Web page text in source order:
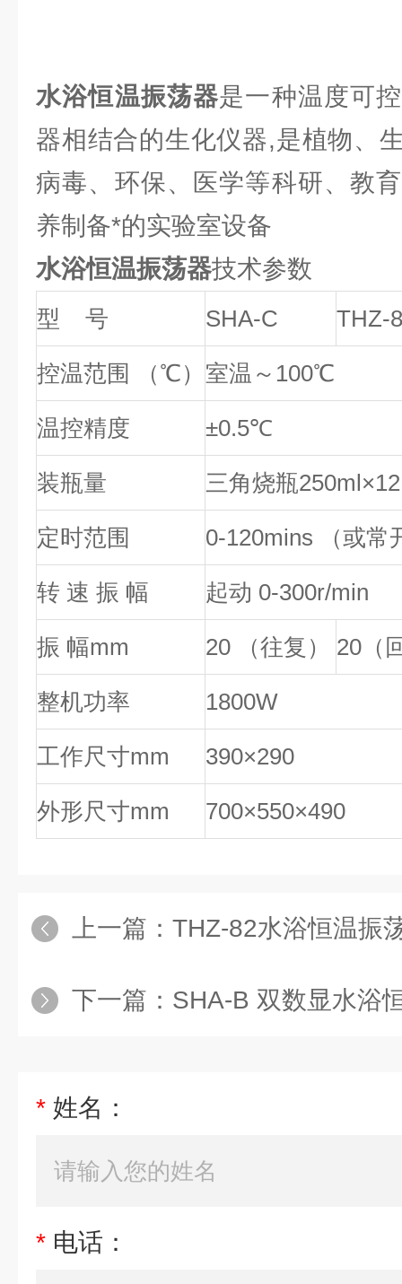
水浴恒温振荡器是一种温度可
器相结合的生化仪器,是植物、
病毒、环保、医学等科研、教
养制备*的实验室设备
水浴恒温振荡器技术参数
型 号 SHA-C THZ-
控温范围 （℃） 室温～100℃
温控精度 ±0.5℃
装瓶量 三角烧瓶
定时范围 0-120mins （或常
转 速 振 幅 起动 0-300r/min
振 幅mm 20 （往复） 20（
整机功率 1800W
工作尺寸mm 390×290
外形尺寸mm 700×550×490
上一篇： THZ-82水浴恒温振荡器
下一篇： SHA-B 双数显水浴恒温振荡
* 姓名：
* 电话：